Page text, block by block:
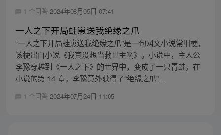
1 个回答 2024年08月05日 07:41
一人之下开局蛙崽送我绝缘之爪
“一人之下开局蛙崽送我绝缘之爪”是一句网文小说常用梗，
该梗出自小说《我真没想当救世主啊》。小说中，主人公
李豫穿越到《一人之下》的世界中，变成了一只青蛙。在
小说的第 14 章，李豫意外获得了“绝缘之爪”...
1 个回答 2024年07月24日 11:05